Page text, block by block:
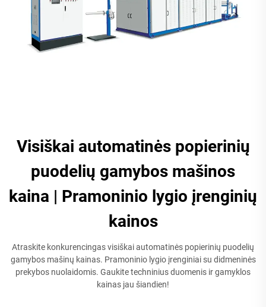
Visiškai automatinės popierinių
puodelių gamybos mašinos
kaina | Pramoninio lygio įrenginių
kainos
Atraskite konkurencingas visiškai automatinės popierinių puodelių
gamybos mašinų kainas. Pramoninio lygio įrenginiai su didmeninės
prekybos nuolaidomis. Gaukite techninius duomenis ir gamyklos
kainas jau šiandien!